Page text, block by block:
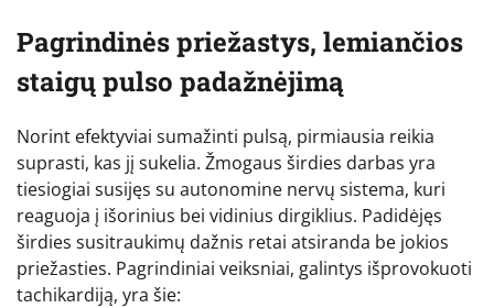
Pagrindinės priežastys, lemiančios
staigų pulso padažnėjimą
Norint efektyviai sumažinti pulsą, pirmiausia reikia
suprasti, kas jį sukelia. Žmogaus širdies darbas yra
tiesiogiai susijęs su autonomine nervų sistema, kuri
reaguoja į išorinius bei vidinius dirgiklius. Padidėjęs
širdies susitraukimų dažnis retai atsiranda be jokios
priežasties. Pagrindiniai veiksniai, galintys išprovokuoti
tachikardiją, yra šie: